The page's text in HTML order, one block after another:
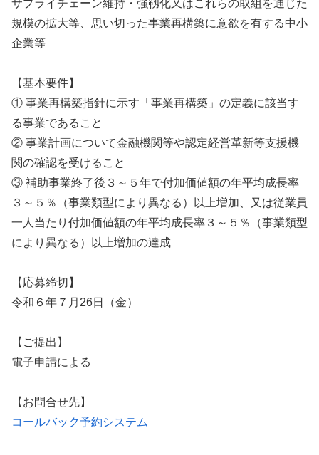
サプライチェーン維持・強靱化又はこれらの取組を通じた
規模の拡大等、思い切った事業再構築に意欲を有する中小
企業等
【基本要件】
① 事業再構築指針に示す「事業再構築」の定義に該当す
る事業であること
② 事業計画について金融機関等や認定経営革新等支援機
関の確認を受けること
③ 補助事業終了後３～５年で付加価値額の年平均成長率
３～５％（事業類型により異なる）以上増加、又は従業員
一人当たり付加価値額の年平均成長率３～５％（事業類型
により異なる）以上増加の達成
【応募締切】
令和６年７月26日（金）
【ご提出】
電子申請による
【お問合せ先】
コールバック予約システム